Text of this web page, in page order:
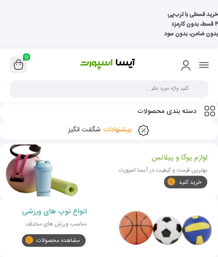
خرید قسطی با ترب‌پی
۴ قسط، بدون کارمزد
بدون ضامن، بدون سود
0
دسته بندی محصولات
پیشنهادات شگفت انگیز
لوازم یوگا و پیلاتس
بهترین قیمت و کیفیت در آیسا اسپورت
خرید کنید
انواع توپ های ورزشی
مناسب ورزش های مختلف
مشاهده محصولات